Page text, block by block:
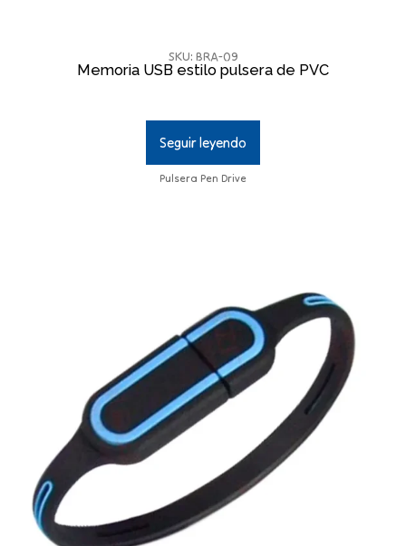
SKU: BRA-09
Memoria USB estilo pulsera de PVC
Seguir leyendo
Pulsera Pen Drive